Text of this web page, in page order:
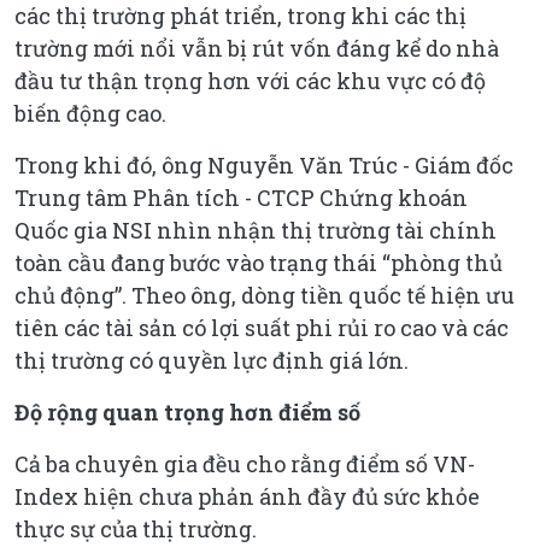
các thị trường phát triển, trong khi các thị
trường mới nổi vẫn bị rút vốn đáng kể do nhà
đầu tư thận trọng hơn với các khu vực có độ
biến động cao.
Trong khi đó, ông Nguyễn Văn Trúc - Giám đốc
Trung tâm Phân tích - CTCP Chứng khoán
Quốc gia NSI nhìn nhận thị trường tài chính
toàn cầu đang bước vào trạng thái “phòng thủ
chủ động”. Theo ông, dòng tiền quốc tế hiện ưu
tiên các tài sản có lợi suất phi rủi ro cao và các
thị trường có quyền lực định giá lớn.
Độ rộng quan trọng hơn điểm số
Cả ba chuyên gia đều cho rằng điểm số VN-
Index hiện chưa phản ánh đầy đủ sức khỏe
thực sự của thị trường.